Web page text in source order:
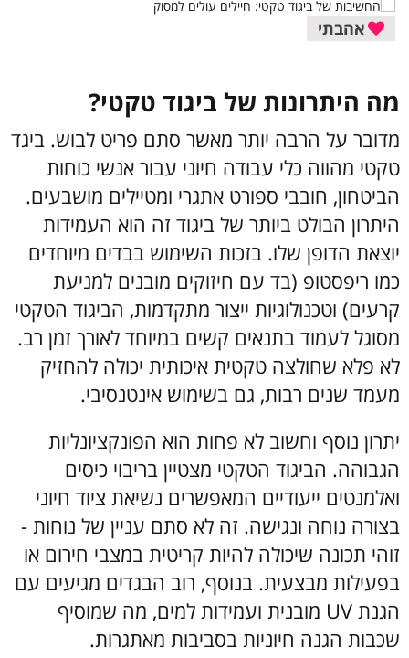
אהבתי
מה היתרונות של ביגוד טקטי?
מדובר על הרבה יותר מאשר סתם פריט לבוש. ביגד
טקטי מהווה כלי עבודה חיוני עבור אנשי כוחות
הביטחון, חובבי ספורט אתגרי ומטיילים מושבעים.
היתרון הבולט ביותר של ביגוד זה הוא העמידות
יוצאת הדופן שלו. בזכות השימוש בבדים מיוחדים
כמו ריפסטופ (בד עם חיזוקים מובנים למניעת
קרעים) וטכנולוגיות ייצור מתקדמות, הביגוד הטקטי
מסוגל לעמוד בתנאים קשים במיוחד לאורך זמן רב.
לא פלא שחולצה טקטית איכותית יכולה להחזיק
מעמד שנים רבות, גם בשימוש אינטנסיבי.
יתרון נוסף וחשוב לא פחות הוא הפונקציונליות
הגבוהה. הביגוד הטקטי מצטיין בריבוי כיסים
ואלמנטים ייעודיים המאפשרים נשיאת ציוד חיוני
בצורה נוחה ונגישה. זה לא סתם עניין של נוחות -
זוהי תכונה שיכולה להיות קריטית במצבי חירום או
בפעילות מבצעית. בנוסף, רוב הבגדים מגיעים עם
הגנת UV מובנית ועמידות למים, מה שמוסיף
שכבות הגנה חיוניות בסביבות מאתגרות.